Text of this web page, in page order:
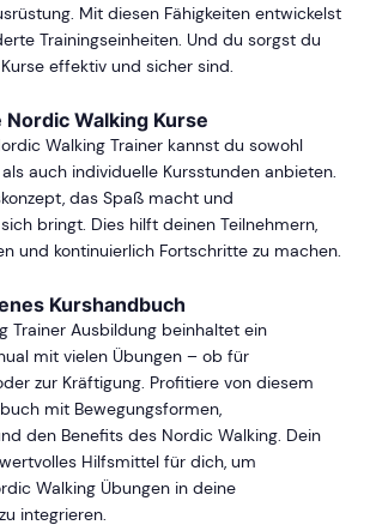
Mit diesen Fähigkeiten entwickelst
Trainingseinheiten. Und du sorgst du
effektiv und sicher sind.
Walking Kurse
Walking Trainer kannst du sowohl
auch individuelle Kursstunden anbieten.
das Spaß macht und
bringt. Dies hilft deinen Teilnehmern,
und kontinuierlich Fortschritte zu machen.
Kurshandbuch
Trainer Ausbildung beinhaltet ein
mit vielen Übungen – ob für
zur Kräftigung. Profitiere von diesem
mit Bewegungsformen,
den Benefits des Nordic Walking. Dein
Hilfsmittel für dich, um
Walking Übungen in deine
integrieren.